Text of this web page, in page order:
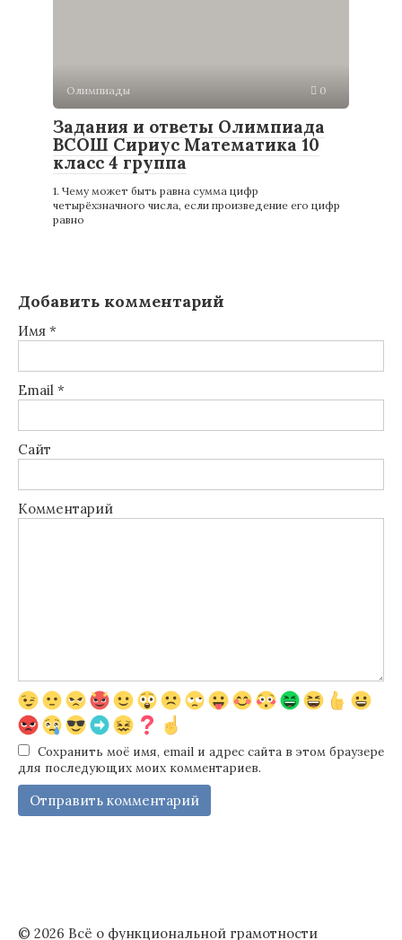
Олимпиады 0
Задания и ответы Олимпиада
ВСОШ Сириус Математика 10
класс 4 группа
1. Чему может быть равна сумма цифр
четырёхзначного числа, если произведение его цифр
равно
Добавить комментарий
Имя *
Email *
Сайт
Комментарий
Сохранить моё имя, email и адрес сайта в этом браузере
для последующих моих комментариев.
© 2026 Всё о функциональной грамотности